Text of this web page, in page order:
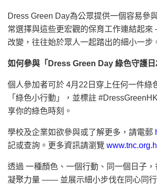
Dress Green Day為公眾提供一個容易參
常選擇與這些更宏觀的保育工作連結起
改變，往往始於眾人一起踏出的細小一步
如何參與「 Dress Green Day 綠色守護日
個人參加者可於 4月22日穿上任何一件綠
「綠色小行動」，並標註
享你的綠色時刻。
學校及企業如欲參與或了解更多，請電郵
記或查詢。更多資訊請瀏覽
透過 一種顏色、一個行動、同一個日子
凝聚力量 —— 並展示細小步伐在同心同